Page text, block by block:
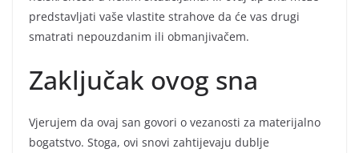
predstavljati vaše vlastite strahove da će vas drugi
smatrati nepouzdanim ili obmanjivačem.
Zaključak ovog sna
Vjerujem da ovaj san govori o vezanosti za materijalno
bogatstvo. Stoga, ovi snovi zahtijevaju dublje